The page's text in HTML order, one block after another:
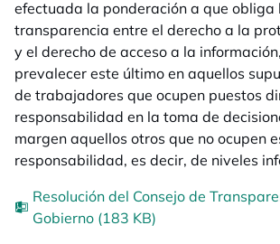
efectuada la ponderación a que obliga
transparencia entre el derecho a la
y el derecho de acceso a la
prevalecer este último en aquellos
de trabajadores que ocupen puestos
responsabilidad en la toma de
margen aquellos otros que no ocupen
responsabilidad, es decir, de niveles
Resolución del Consejo de
Gobierno (183 KB)